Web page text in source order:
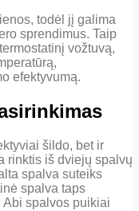
todėl jį galima
sprendimus. Taip
vožtuvą,
efektyvumą.
šildo, bet ir
rinktis iš dviejų spalvų
spalva suteiks
spalva taps
Abi spalvos puikiai